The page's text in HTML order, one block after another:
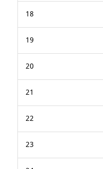
18
19
20
21
22
23